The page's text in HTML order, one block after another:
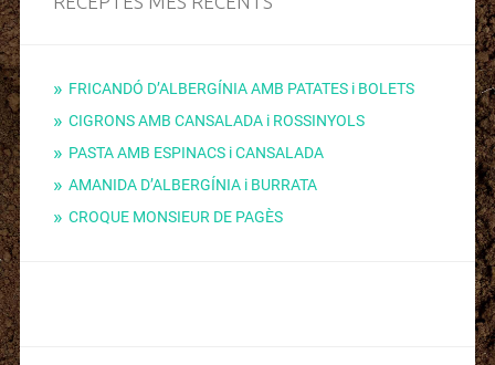
FRICANDÓ D’ALBERGÍNIA AMB PATATES i BOLETS
CIGRONS AMB CANSALADA i ROSSINYOLS
PASTA AMB ESPINACS i CANSALADA
AMANIDA D’ALBERGÍNIA i BURRATA
CROQUE MONSIEUR DE PAGÈS